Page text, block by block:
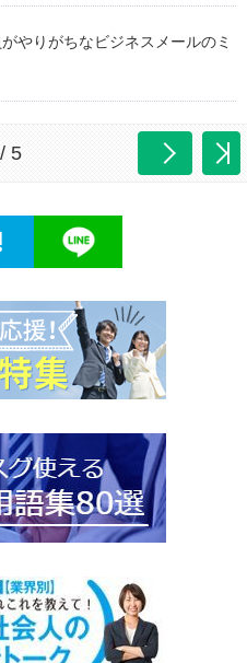
やりがちなビジネスメールのミ
5